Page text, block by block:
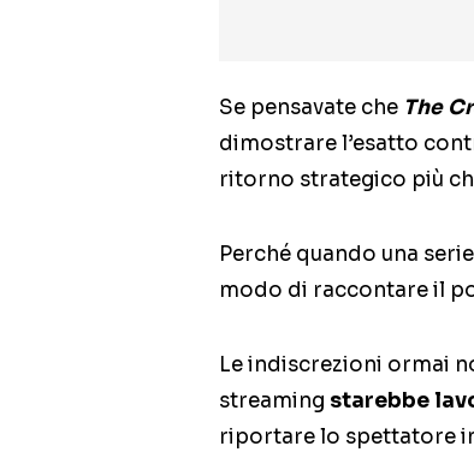
Se pensavate che The
dimostrare l’esatto
ritorno strategico più
Perché quando una
modo di raccontare il
Le indiscrezioni ormai
streaming starebbe
riportare lo spettatore